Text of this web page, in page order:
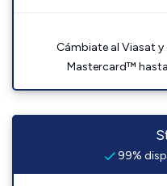
Cámbiate al Viasat
Mastercard™
99%